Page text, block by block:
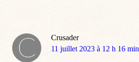
Crusader
dit
11 juillet 2023 à 12 h 16 min